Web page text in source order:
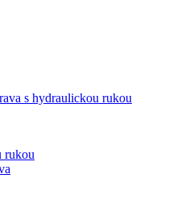
s hydraulickou rukou
rukou